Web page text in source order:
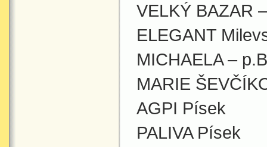
VELKÝ BAZAR
ELEGANT
MICHAELA –
MARIE
AGPI Písek
PALIVA Písek